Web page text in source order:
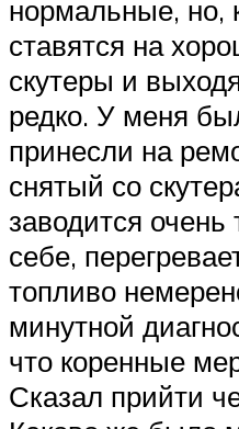
нормальные, но,
ставятся на
скутеры и
редко. У меня
принесли на
снятый со
заводится очень
себе,
топливо
минутной
что коренные
Сказал прийти